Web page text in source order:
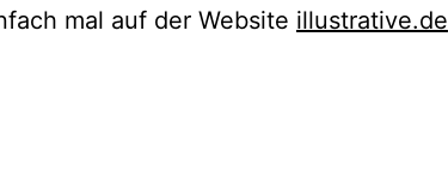
mal auf der Website illustrative.de